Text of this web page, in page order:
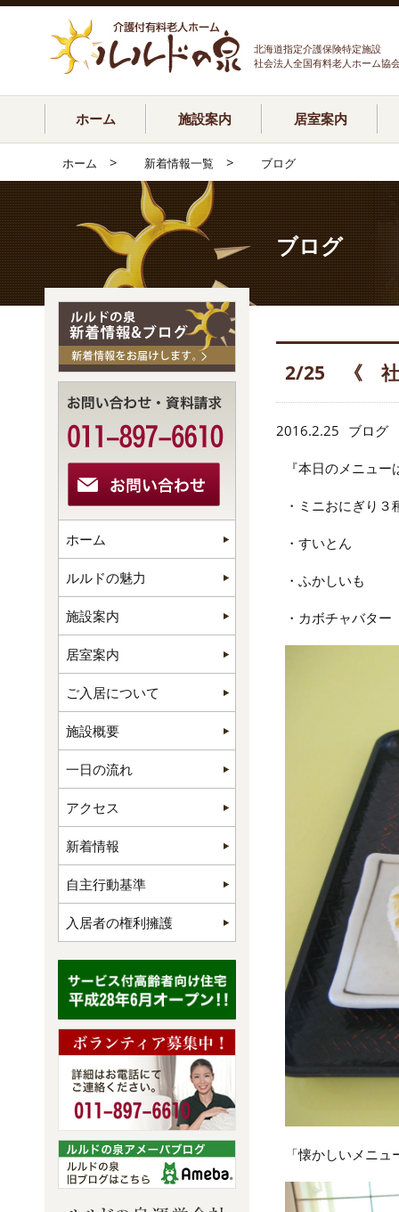
北海道指定介護保険特定施設
社会法人全国有料老人ホーム協
ホーム 施設案内 居室案内
ホーム > 新着情報一覧 > ブログ
ブログ
2/25 《 社
2016.2.25 ブログ
『本日のメニュ
・ミニおにぎり
・すいとん
・ふかしいも
・カボチャバター
「懐かしいメニ
ホーム
ルルドの魅力
施設案内
居室案内
ご入居について
施設概要
一日の流れ
アクセス
新着情報
自主行動基準
入居者の権利擁護